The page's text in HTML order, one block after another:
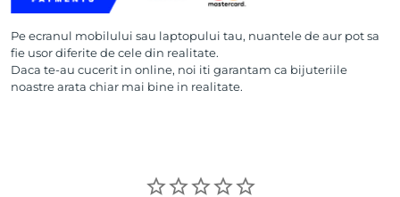
Pe ecranul mobilului sau laptopului tau, nuantele de aur pot sa
fie usor diferite de cele din realitate.
Daca te-au cucerit in online, noi iti garantam ca bijuteriile
noastre arata chiar mai bine in realitate.